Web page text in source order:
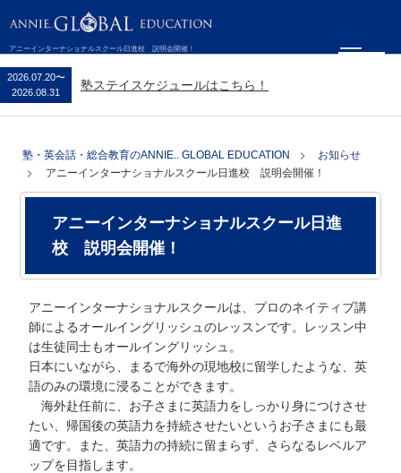
アニーインターナショナルスクール日進校 説明会開催！
2026.07.20〜
2026.08.31
塾ステイスケジュールはこちら！
塾・英会話・総合教育のANNIE.. GLOBAL EDUCATION
お知らせ
アニーインターナショナルスクール日進校 説明会開催！
アニーインターナショナルスクール日進
校 説明会開催！
アニーインターナショナルスクールは、プロのネイティブ講
師によるオールイングリッシュのレッスンです。レッスン中
は生徒同士もオールイングリッシュ。
日本にいながら、まるで海外の現地校に留学したような、英
語のみの環境に浸ることができます。
海外赴任前に、お子さまに英語力をしっかり身につけさせ
たい、帰国後の英語力を持続させたいというお子さまにも最
適です。また、英語力の持続に留まらず、さらなるレベルア
ップを目指します。